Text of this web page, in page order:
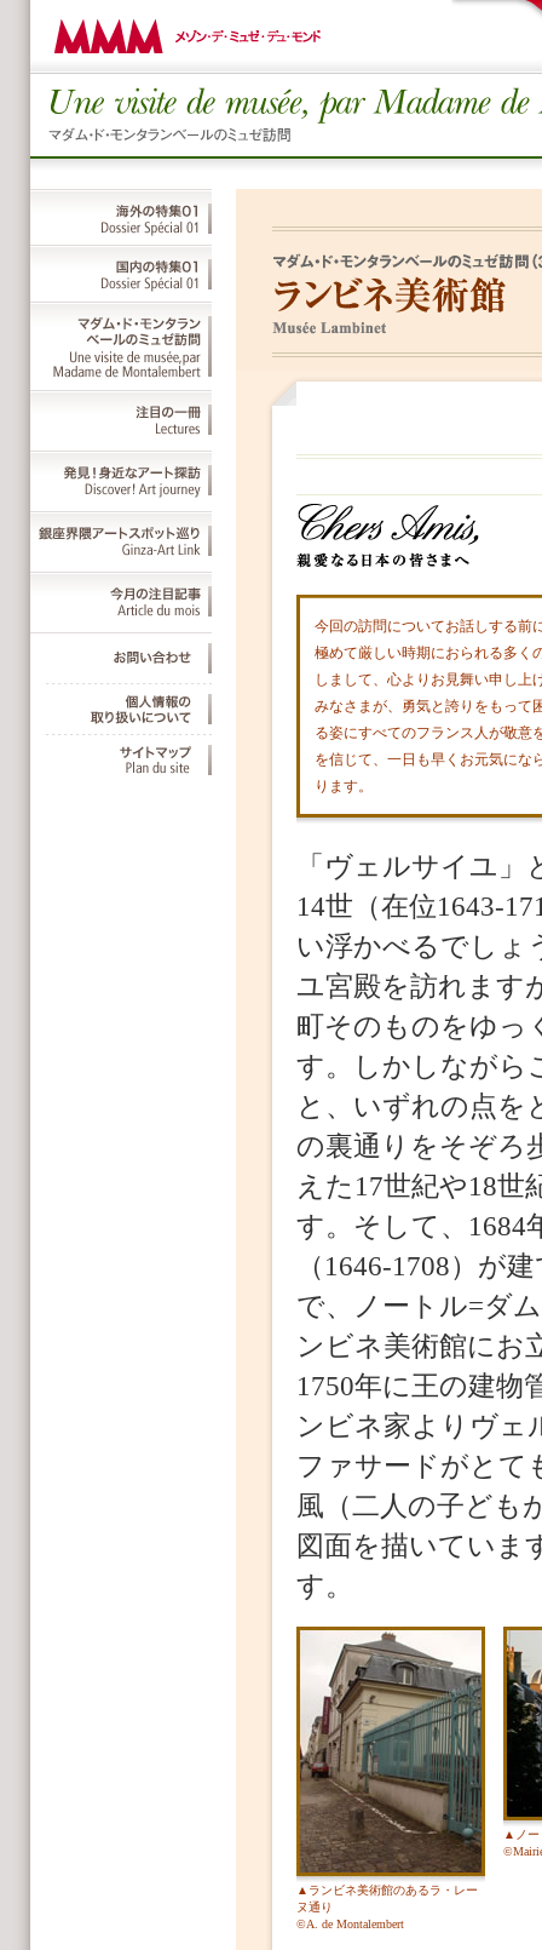
今回の訪問についてお話しする前
極めて厳しい時期におられる多く
しまして、心よりお見舞い申し上
みなさまが、勇気と誇りをもって
る姿にすべてのフランス人が敬意
を信じて、一日も早くお元気にな
ります。
「ヴェルサイユ
14世（在位1643-
い浮かべるでしょ
ユ宮殿を訪れます
町そのものをゆっ
す。しかしながら
と、いずれの点を
の裏通りをそぞろ
えた17世紀や18
す。そして、1684
（1646-1708）が
で、ノートル=ダ
ンビネ美術館にお
1750年に王の建物
ンビネ家よりヴェ
ファサードがとて
風（二人の子ども
図面を描いていま
す。
▲ランビネ美術館のあるラ・レー
ヌ通り
©A. de Montalembert
▲ノー